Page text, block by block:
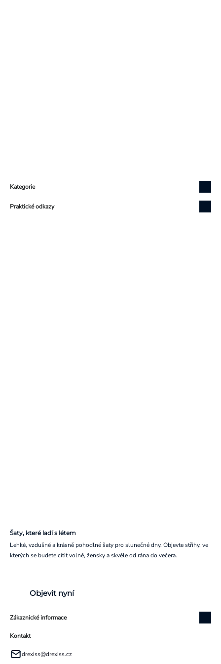
Kategorie
Praktické odkazy
Šaty, které ladí s létem
Lehké, vzdušné a krásně pohodlné šaty pro slunečné dny. Objevte střihy, ve
kterých se budete cítit volně, žensky a skvěle od rána do večera.
Objevit nyní
Zákaznické informace
Kontakt
drexiss@drexiss.cz